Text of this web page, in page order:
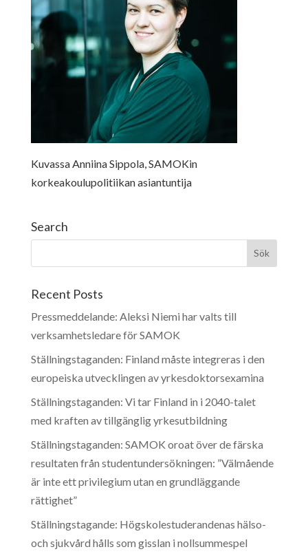
Kuvassa Anniina Sippola, SAMOKin
korkeakoulupolitiikan asiantuntija
Search
Recent Posts
Pressmeddelande: Aleksi Niemi har valts till
verksamhetsledare för SAMOK
Ställningstaganden: Finland måste integreras i den
europeiska utvecklingen av yrkesdoktorsexamina
Ställningstaganden: Vi tar Finland in i 2040-talet
med kraften av tillgänglig yrkesutbildning
Ställningstaganden: SAMOK oroat över de färska
resultaten från studentundersökningen: ”Välmående
är inte ett privilegium utan en grundläggande
rättighet”
Ställningstagande: Högskolestuderandenas hälso-
och sjukvård hålls som gisslan i nollsummespel